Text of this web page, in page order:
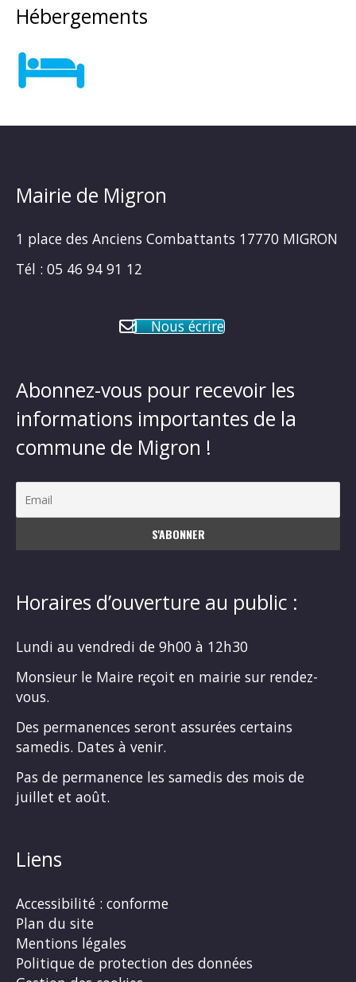
Hébergements
Mairie de Migron
1 place des Anciens Combattants 17770 MIGRON
Tél : 05 46 94 91 12
Nous écrire
Abonnez-vous pour recevoir les
informations importantes de la
commune de Migron !
Horaires d’ouverture au public :
Lundi au vendredi de 9h00 à 12h30
Monsieur le Maire reçoit en mairie sur rendez-
vous.
Des permanences seront assurées certains
samedis. Dates à venir.
Pas de permanence les samedis des mois de
juillet et août.
Liens
Accessibilité : conforme
Plan du site
Mentions légales
Politique de protection des données